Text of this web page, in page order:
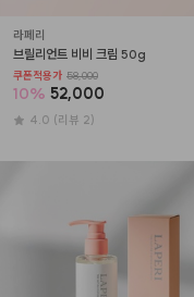
라페리
브릴리언트 비비 크림 50g
쿠폰적용가 58,000
10% 52,000
4.0 (리뷰 2)